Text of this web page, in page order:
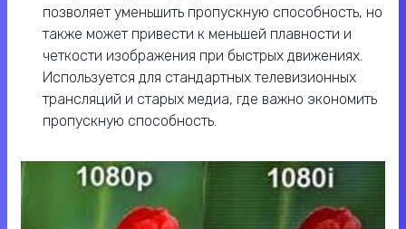
позволяет уменьшить пропускную способность, но
также может привести к меньшей плавности и
четкости изображения при быстрых движениях.
Используется для стандартных телевизионных
трансляций и старых медиа, где важно экономить
пропускную способность.